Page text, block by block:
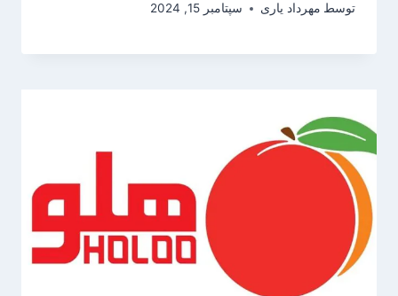
توسط مهرداد یاری سپتامبر 15, 2024